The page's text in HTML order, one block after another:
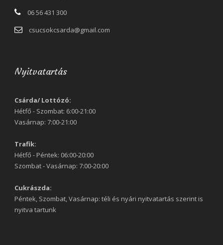
06 56 431 300
csucsokcsarda@gmail.com
Nyitvatartás
Csárda/ Lottózó:
Hétfő - Szombat: 6:00-21:00
Vasárnap: 7:00-21:00
Trafik:
Hétfő - Péntek: 06:00-20:00
Szombat - Vasárnap: 7:00-20:00
Cukrászda:
Péntek, Szombat, Vasárnap: téli és nyári nyitvatartás szerint is
nyitva tartunk